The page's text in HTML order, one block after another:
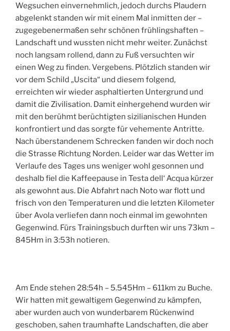
Wegsuchen einvernehmlich, jedoch durchs Plaudern
abgelenkt standen wir mit einem Mal inmitten der –
zugegebenermaßen sehr schönen frühlingshaften –
Landschaft und wussten nicht mehr weiter. Zunächst
noch langsam rollend, dann zu Fuß versuchten wir
einen Weg zu finden. Vergebens. Plötzlich standen wir
vor dem Schild „Uscita“ und diesem folgend,
erreichten wir wieder asphaltierten Untergrund und
damit die Zivilisation. Damit einhergehend wurden wir
mit den berühmt berüchtigten sizilianischen Hunden
konfrontiert und das sorgte für vehemente Antritte.
Nach überstandenem Schrecken fanden wir doch noch
die Strasse Richtung Norden. Leider war das Wetter im
Verlaufe des Tages uns weniger wohl gesonnen und
deshalb fiel die Kaffeepause in Testa dell‘ Acqua kürzer
als gewohnt aus. Die Abfahrt nach Noto war flott und
frisch von den Temperaturen und die letzten Kilometer
über Avola verliefen dann noch einmal im gewohnten
Gegenwind. Fürs Trainingsbuch durften wir uns 73km –
845Hm in 3:53h notieren.
Am Ende stehen 28:54h – 5.545Hm – 611km zu Buche.
Wir hatten mit gewaltigem Gegenwind zu kämpfen,
aber wurden auch von wunderbarem Rückenwind
geschoben, sahen traumhafte Landschaften, die aber